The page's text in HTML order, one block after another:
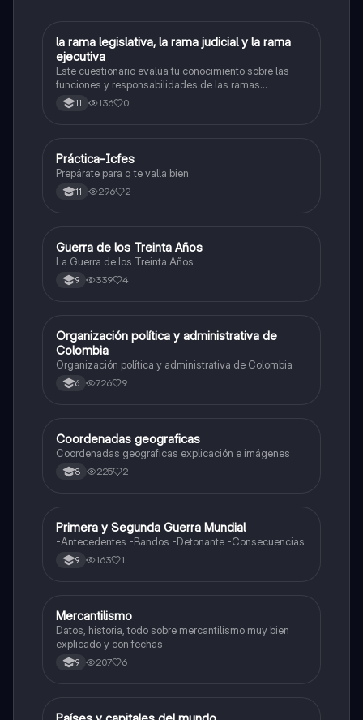
LSociales/Historia
la rama legislativa, la rama judicial y la rama
ejecutiva
Este cuestionario evalúa tu conocimiento sobre las
funciones y responsabilidades de las ramas
legislativa, judicial y ejecutiva.
11 136 0
Sociales/Historia
Práctica-Icfes
Prepárate para q te valla bien
11 296 2
Sociales/Historia
Guerra de los Treinta Años
La Guerra de los Treinta Años
9 339 4
Sociales/Historia
Organización política y administrativa de
Colombia
Organización política y administrativa de Colombia
6 726 9
Sociales/Historia
Coordenadas geograficas
Coordenadas geograficas explicación e imágenes
8 225 2
Sociales/Historia
Primera y Segunda Guerra Mundial
-Antecedentes -Bandos -Detonante -Consecuencias
9 163 1
Sociales/Historia
Mercantilismo
Datos, historia, todo sobre mercantilismo muy bien
explicado y con fechas
9 207 6